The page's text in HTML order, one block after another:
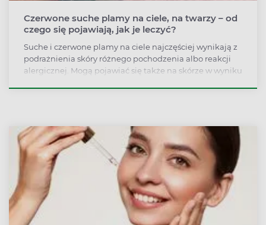
Czerwone suche plamy na ciele, na twarzy – od
czego się pojawiają, jak je leczyć?
Suche i czerwone plamy na ciele najczęściej wynikają z
podrażnienia skóry różnego pochodzenia albo reakcji
alergicznej. Mogą pojawiać się także na skórze w wyniku